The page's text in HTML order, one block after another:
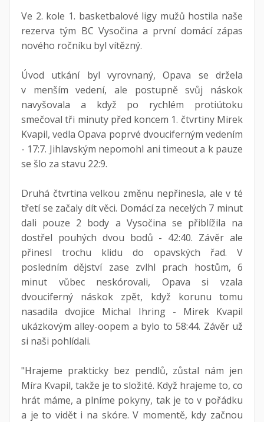
Ve 2. kole 1. basketbalové ligy mužů hostila naše
rezerva tým BC Vysočina a první domácí zápas
nového ročníku byl vítězný.
Úvod utkání byl vyrovnaný, Opava se držela
v menším vedení, ale postupně svůj náskok
navyšovala a když po rychlém protiútoku
smečoval tři minuty před koncem 1. čtvrtiny Mirek
Kvapil, vedla Opava poprvé dvouciferným vedením
- 17:7. Jihlavským nepomohl ani timeout a k pauze
se šlo za stavu 22:9.
Druhá čtvrtina velkou změnu nepřinesla, ale v té
třetí se začaly dít věci. Domácí za necelých 7 minut
dali pouze 2 body a Vysočina se přiblížila na
dostřel pouhých dvou bodů - 42:40. Závěr ale
přinesl trochu klidu do opavských řad. V
posledním dějství zase zvlhl prach hostům, 6
minut vůbec neskórovali, Opava si vzala
dvouciferný náskok zpět, když korunu tomu
nasadila dvojice Michal Ihring - Mirek Kvapil
ukázkovým alley-oopem a bylo to 58:44. Závěr už
si naši pohlídali.
"Hrajeme prakticky bez pendlů, zůstal nám jen
Míra Kvapil, takže je to složité. Když hrajeme to, co
hrát máme, a plníme pokyny, tak je to v pořádku
a je to vidět i na skóre. V momentě, kdy začnou